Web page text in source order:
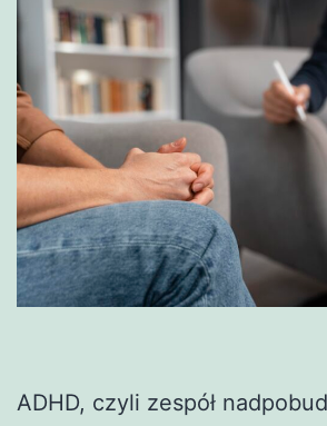
ADHD, czyli zespół